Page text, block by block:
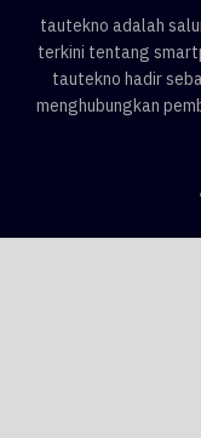
tautekno adalah
terkini tentang
tautekno hadir
menghubungkan